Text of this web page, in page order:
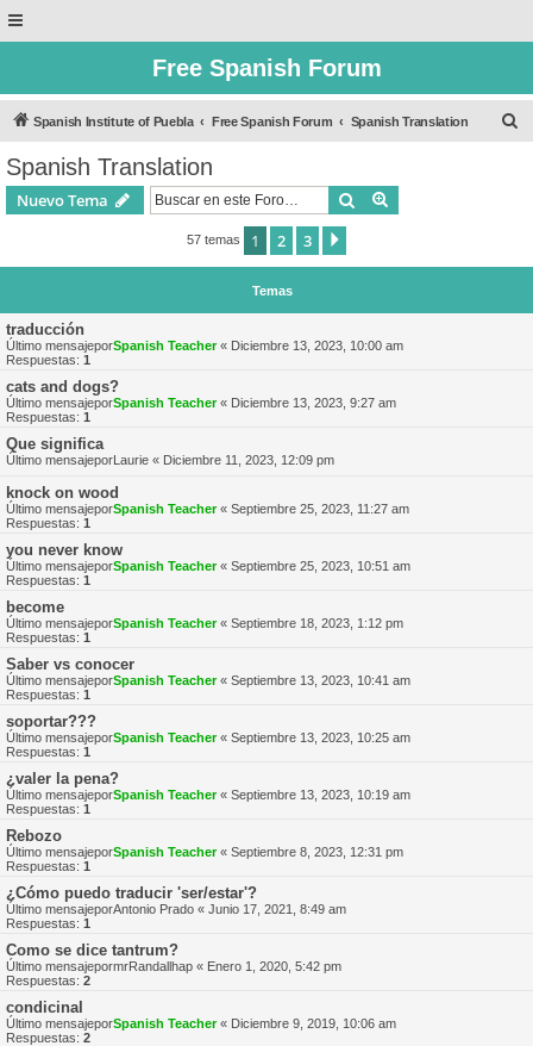
Free Spanish Forum
Spanish Institute of Puebla Free Spanish Forum Spanish Translation
Spanish Translation
Nuevo Tema Buscar
57 temas 1 2 3
Temas
traducción
Último mensajeporSpanish Teacher« Diciembre 13, 2023, 10:00 am
Respuestas: 1
cats and dogs?
Último mensajeporSpanish Teacher« Diciembre 13, 2023, 9:27 am
Respuestas: 1
Que significa
Último mensajeporLaurie « Diciembre 11, 2023, 12:09 pm
knock on wood
Último mensajeporSpanish Teacher« Septiembre 25, 2023, 11:27 am
Respuestas: 1
you never know
Último mensajeporSpanish Teacher« Septiembre 25, 2023, 10:51 am
Respuestas: 1
become
Último mensajeporSpanish Teacher« Septiembre 18, 2023, 1:12 pm
Respuestas: 1
Saber vs conocer
Último mensajeporSpanish Teacher« Septiembre 13, 2023, 10:41 am
Respuestas: 1
soportar???
Último mensajeporSpanish Teacher« Septiembre 13, 2023, 10:25 am
Respuestas: 1
¿valer la pena?
Último mensajeporSpanish Teacher« Septiembre 13, 2023, 10:19 am
Respuestas: 1
Rebozo
Último mensajeporSpanish Teacher« Septiembre 8, 2023, 12:31 pm
Respuestas: 1
¿Cómo puedo traducir 'ser/estar'?
Último mensajeporAntonio Prado « Junio 17, 2021, 8:49 am
Respuestas: 1
Como se dice tantrum?
Último mensajepormrRandallhap « Enero 1, 2020, 5:42 pm
Respuestas: 2
condicinal
Último mensajeporSpanish Teacher« Diciembre 9, 2019, 10:06 am
Respuestas: 2